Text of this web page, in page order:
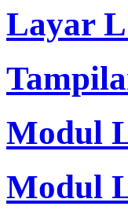
Layar
Modul
Modul